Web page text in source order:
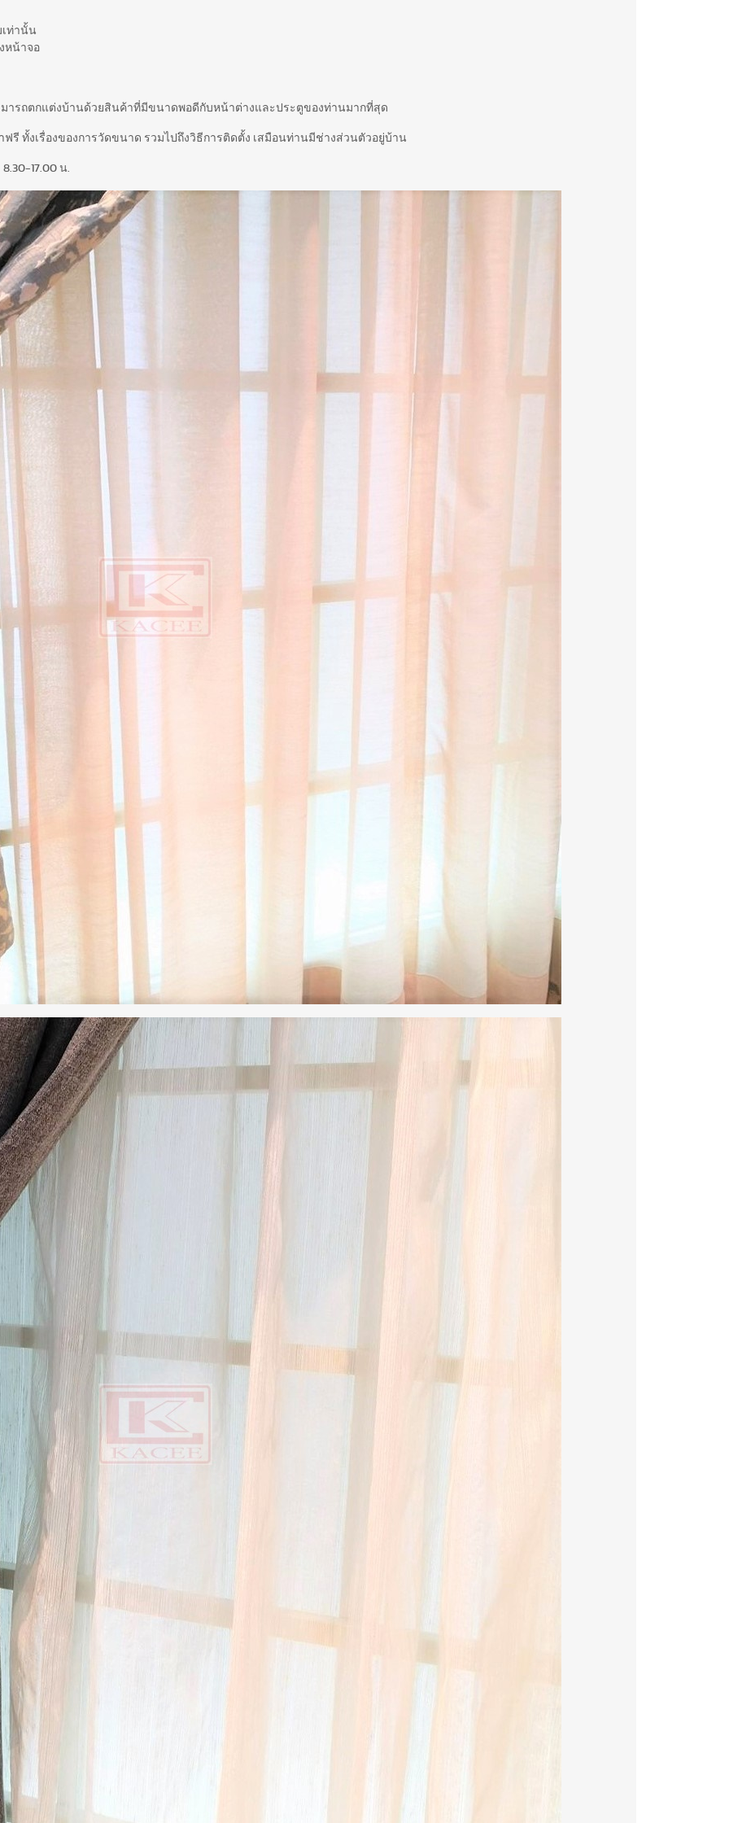
ท่านั้น
หน้าจอ
ามารถตกแต่งบ้านด้วยสินค้าที่มีขนาดพอดีกับหน้าต่างและประตูของท่านมากที่สุด
ฟรี ทั้งเรื่องของการวัดขนาด รวมไปถึงวิธีการติดตั้ง เสมือนท่านมีช่างส่วนตัวอยู่บ้าน
17.00 น.